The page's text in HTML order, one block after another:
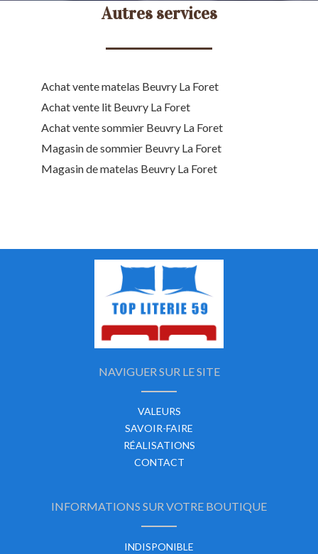
Autres services
Achat vente matelas Beuvry La Foret
Achat vente lit Beuvry La Foret
Achat vente sommier Beuvry La Foret
Magasin de sommier Beuvry La Foret
Magasin de matelas Beuvry La Foret
NAVIGUER SUR LE SITE
VALEURS
SAVOIR-FAIRE
RÉALISATIONS
CONTACT
INFORMATIONS SUR VOTRE BOUTIQUE
INDISPONIBLE